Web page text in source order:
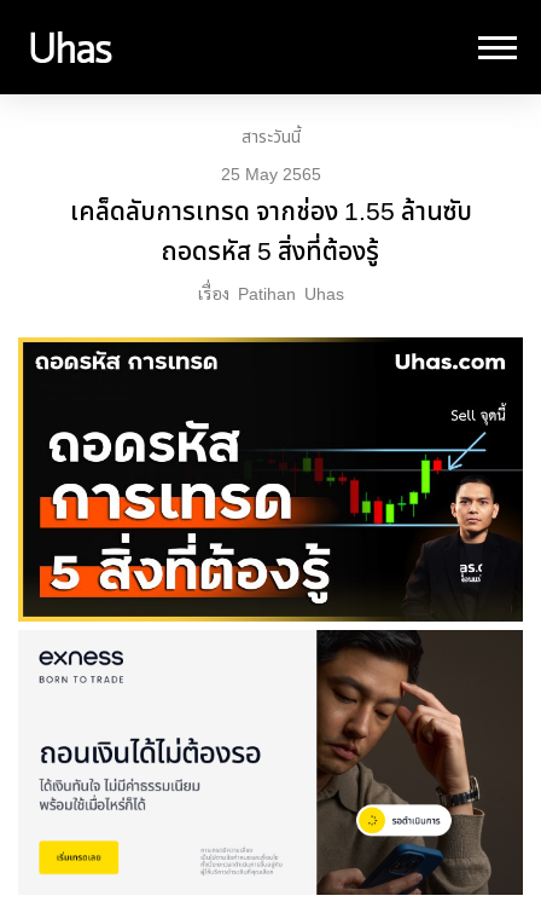
สาระวันนี้
25 May 2565
เคล็ดลับการเทรด จากช่อง 1.55 ล้านซับ
ถอดรหัส 5 สิ่งที่ต้องรู้
เรื่อง Patihan Uhas